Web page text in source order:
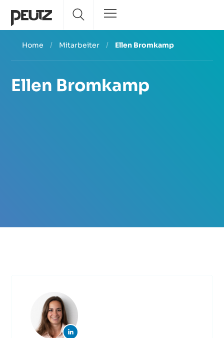
Home / Mitarbeiter / Ellen Bromkamp
Ellen Bromkamp